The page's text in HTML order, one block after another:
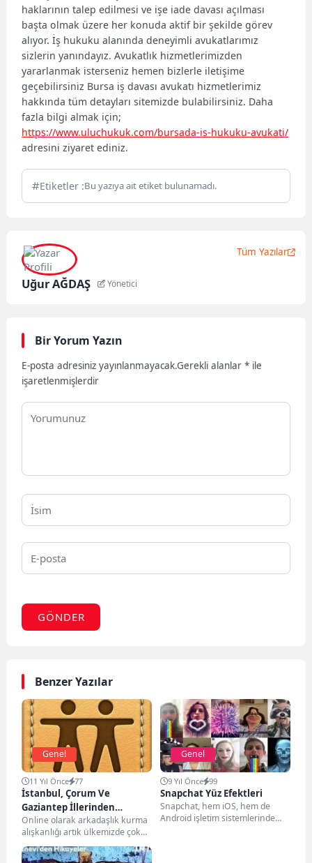
haklarının talep edilmesi ve işe iade davası açılması
başta olmak üzere her konuda aktif bir şekilde görev
alıyor. İş hukuku alanında deneyimli avukatlarımız
sizlerin yanındayız. Avukatlık hizmetlerimizden
yararlanmak isterseniz hemen bizlerle iletişime
geçebilirsiniz Bursa iş davası avukatı hizmetlerimiz
hakkında tüm detayları sitemizde bulabilirsiniz. Daha
fazla bilgi almak için;
https://www.uluchukuk.com/bursada-is-hukuku-avukati/
adresini ziyaret ediniz.
Etiketler :Bu yazıya ait etiket bulunamadı.
Uğur AĞDAŞ Yönetici
Tüm Yazılar
Bir Yorum Yazın
E-posta adresiniz yayınlanmayacak.Gerekli alanlar* ile
işaretlenmişlerdir
GÖNDER
Benzer Yazılar
Genel
11 Yıl Önce 77
İstanbul, Çorum Ve
Gaziantep İllerinden
Arkadaş Bulun
Online olarak arkadaşlık kurma
alışkanlığı artık ülkemizde çok
yaygındır. Ancak kaliteli ve
seviyeli siteler üzerinden...
Genel
9 Yıl Önce 99
Snapchat Yüz Efektleri
Snapchat, hem iOS, hem de
Android işletim sistemlerinde